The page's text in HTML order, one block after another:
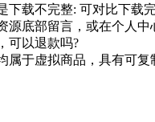
下载不完整: 可对比下载
源底部留言，或在个人中
可以退款吗?
属于虚拟商品，具有可